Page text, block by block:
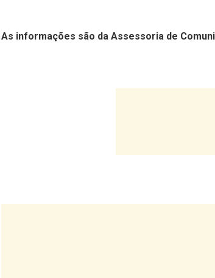
As informações são da Assessoria de